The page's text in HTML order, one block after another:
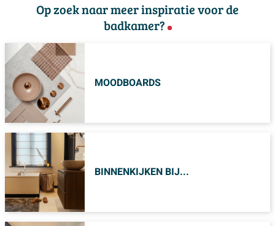
Op zoek naar meer inspiratie voor de
badkamer?
MOODBOARDS
BINNENKIJKEN BIJ...